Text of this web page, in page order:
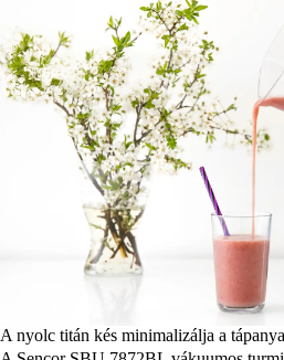
A nyolc titán kés minimalizálja a